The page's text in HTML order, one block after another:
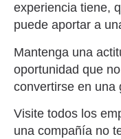
experiencia tiene,
puede aportar a
Mantenga una
oportunidad que
convertirse en una
Visite todos los
una compañía no